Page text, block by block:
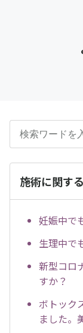
施術に関す
妊娠中で
生理中で
新型コロ
すか？
ボトック
ました。